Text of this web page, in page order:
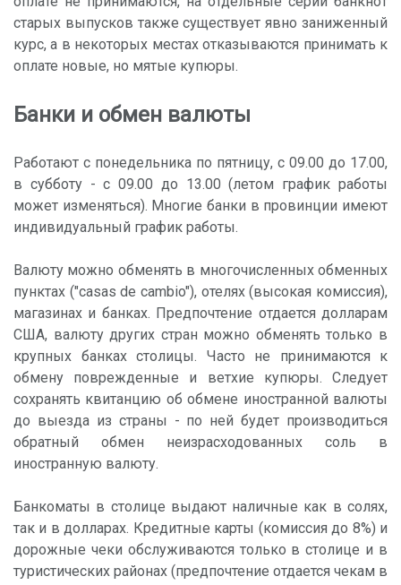
старых выпусков также существует явно заниженный
курс, а в некоторых местах отказываются принимать к
оплате новые, но мятые купюры.
Банки и обмен валюты
Работают с понедельника по пятницу, с 09.00 до 17.00,
в субботу - с 09.00 до 13.00 (летом график работы
может изменяться). Многие банки в провинции имеют
индивидуальный график работы.
Валюту можно обменять в многочисленных обменных
пунктах ("casas de cambio"), отелях (высокая комиссия),
магазинах и банках. Предпочтение отдается долларам
США, валюту других стран можно обменять только в
крупных банках столицы. Часто не принимаются к
обмену поврежденные и ветхие купюры. Следует
сохранять квитанцию об обмене иностранной валюты
до выезда из страны - по ней будет производиться
обратный обмен неизрасходованных соль в
иностранную валюту.
Банкоматы в столице выдают наличные как в солях,
так и в долларах. Кредитные карты (комиссия до 8%) и
дорожные чеки обслуживаются только в столице и в
туристических районах (предпочтение отдается чекам в